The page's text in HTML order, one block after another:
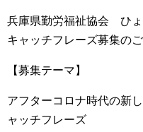
兵庫県勤労福祉協会 ひょ
キャッチフレーズ募集のご
【募集テーマ】
アフターコロナ時代の新
ャッチフレーズ